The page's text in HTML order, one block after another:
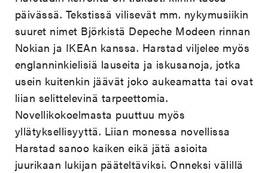
päivässä. Tekstissä vilisevät mm. nykymusiikin
suuret nimet Björkistä Depeche Modeen rinnan
Nokian ja IKEAn kanssa. Harstad viljelee myös
englanninkielisiä lauseita ja iskusanoja, jotka
usein kuitenkin jäävät joko aukeamatta tai ovat
liian selittelevinä tarpeettomia.
Novellikokoelmasta puuttuu myös
yllätyksellisyyttä. Liian monessa novellissa
Harstad sanoo kaiken eikä jätä asioita
juurikaan lukijan pääteltäviksi. Onneksi välillä